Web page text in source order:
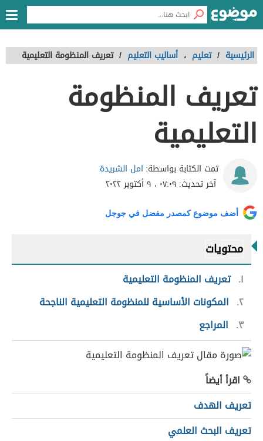
الرئيسية / تعليم ، أساليب التعليم / تعريف المنظومة التعليمية
تعريف المنظومة
التعليمية
تمت الكتابة بواسطة: امل الشريدة
آخر تحديث: ٠٧:٠٩ ، ٩ أكتوبر ٢٠٢٢
أضف موضوع كمصدر مفضل في جوجل
محتويات
١ تعريف المنظومة التعليمية
٢ المكونات الأساسية للمنظومة التعليمية الناجحة
٣
المراجع
اقرأ أيضاً
تعريف الهدف
تعريف البحث العلمي